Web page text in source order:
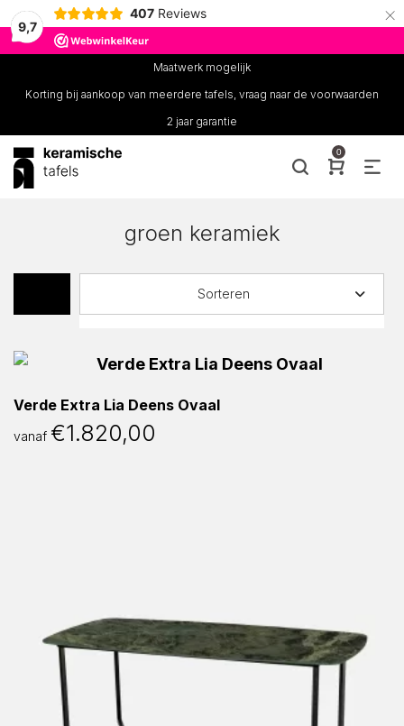
9,7
407 Reviews ×
Maatwerk mogelijk
Korting bij aankoop van meerdere tafels, vraag naar de voorwaarden
2 jaar garantie
0
groen keramiek
Sorteren
Verde Extra Lia Deens Ovaal
vanaf €1.820,00